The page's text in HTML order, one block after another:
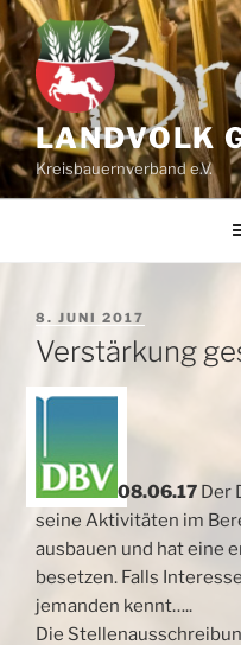
Zum
Inhalt
springen
LANDVOLK
Kreisbauernverband e.V.
VERÖFFENTLICHT
AM
8. JUNI 2017
Verstärkung
08.06.17 Der
seine Aktivitäten im
ausbauen und hat eine
besetzen. Falls
jemanden kennt…..
Die